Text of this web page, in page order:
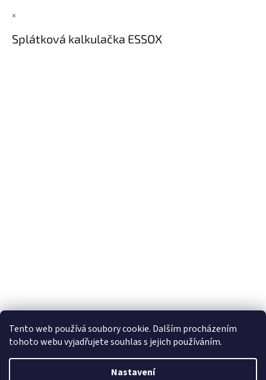
Tento web používá soubory cookie. Dalším procházením
tohoto webu vyjadřujete souhlas s jejich používáním.
Nastavení
×
Splátková kalkulačka ESSOX